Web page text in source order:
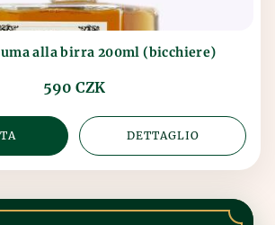
alla birra 200ml (bicchiere)
590 CZK
DETTAGLIO